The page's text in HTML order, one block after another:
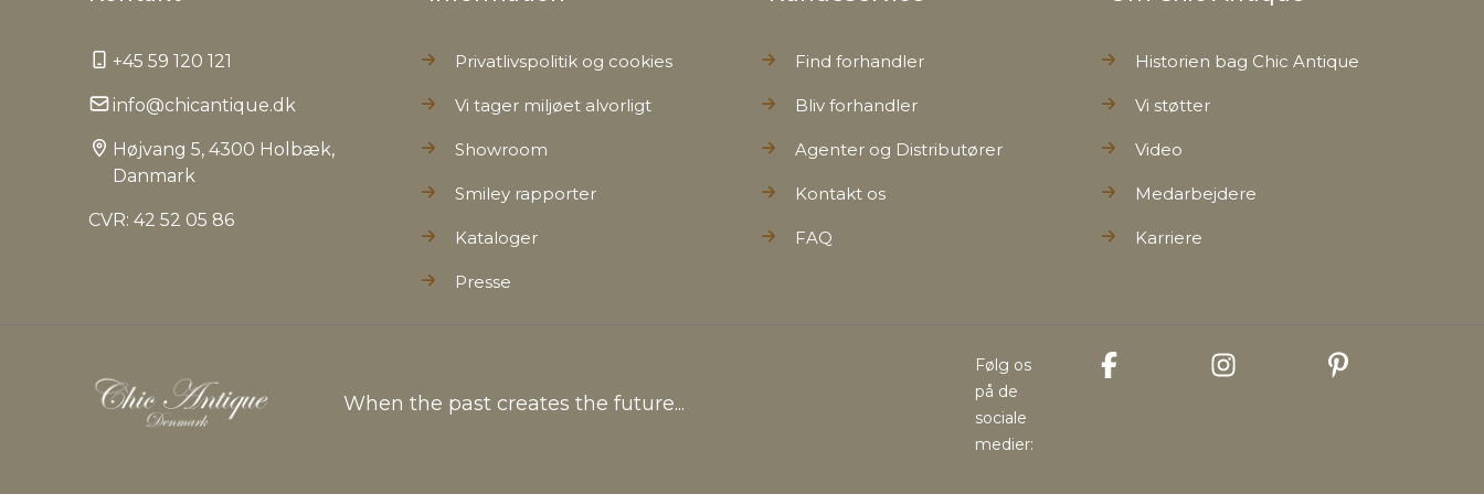
+45 59 120 121
info@chicantique.dk
Højvang 5, 4300 Holbæk,
Danmark
CVR: 42 52 05 86
Privatlivspolitik og cookies
Vi tager miljøet alvorligt
Showroom
Smiley rapporter
Kataloger
Presse
Find forhandler
Bliv forhandler
Agenter og Distributører
Kontakt os
FAQ
Historien bag Chic Antique
Vi støtter
Video
Medarbejdere
Karriere
When the past creates the future...
Følg os
på de
sociale
medier: